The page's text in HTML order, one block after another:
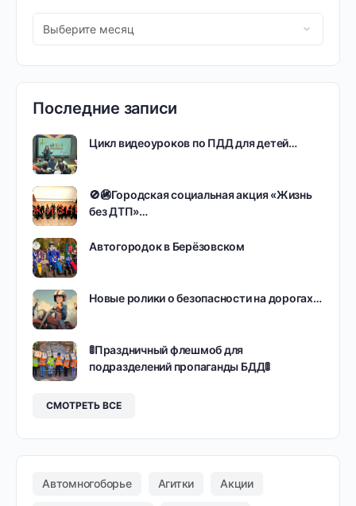
Последние записи
Цикл видеоуроков по ПДД для детей…
🚫🚳Городская социальная акция «Жизнь
без ДТП»…
Автогородок в Берёзовском
Новые ролики о безопасности на дорогах…
🚦Праздничный флешмоб для
подразделений пропаганды БДД🚦
СМОТРЕТЬ ВСЕ
Автомногоборье Агитки Акции